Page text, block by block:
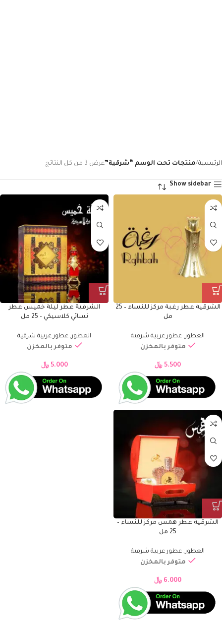
الرئيسية منتجات تحت الوسم “شرقية”عرض ⁦3⁩ من كل النتائج
Show sidebar
الشرقية عطر رغبة مركز للنساء – 25
مل
العطور , عطور عربية شرقية
متوفر بالمخزن
5.500 ﷼
الشرقية عطر ليلة خميس عطر
نسائي كلاسيكي – 25 مل
العطور , عطور عربية شرقية
متوفر بالمخزن
5.000 ﷼
الشرقية عطر همس مركز للنساء –
25 مل
العطور, عطور عربية شرقية
متوفر بالمخزن
6.000 ﷼